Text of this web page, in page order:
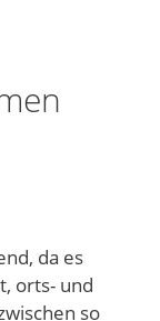
da es
orts- und
so